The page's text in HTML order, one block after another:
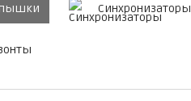
Синхронизаторы